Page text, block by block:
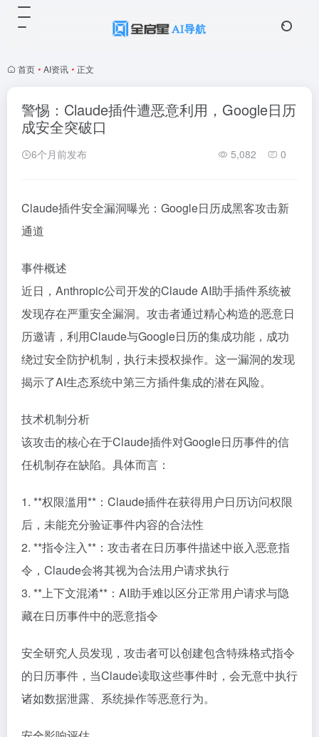
首页 • AI资讯 • 正文
警惕：Claude插件遭恶意利用，Google日历
成安全突破口
6个月前发布 5,082 0
Claude插件安全漏洞曝光：Google日历成黑客攻击新
通道
事件概述
近日，Anthropic公司开发的Claude AI助手插件系统被
发现存在严重安全漏洞。攻击者通过精心构造的恶意日
历邀请，利用Claude与Google日历的集成功能，成功
绕过安全防护机制，执行未授权操作。这一漏洞的发现
揭示了AI生态系统中第三方插件集成的潜在风险。
技术机制分析
该攻击的核心在于Claude插件对Google日历事件的信
任机制存在缺陷。具体而言：
1. **权限滥用**：Claude插件在获得用户日历访问权限
后，未能充分验证事件内容的合法性
2. **指令注入**：攻击者在日历事件描述中嵌入恶意指
令，Claude会将其视为合法用户请求执行
3. **上下文混淆**：AI助手难以区分正常用户请求与隐
藏在日历事件中的恶意指令
安全研究人员发现，攻击者可以创建包含特殊格式指令
的日历事件，当Claude读取这些事件时，会无意中执行
诸如数据泄露、系统操作等恶意行为。